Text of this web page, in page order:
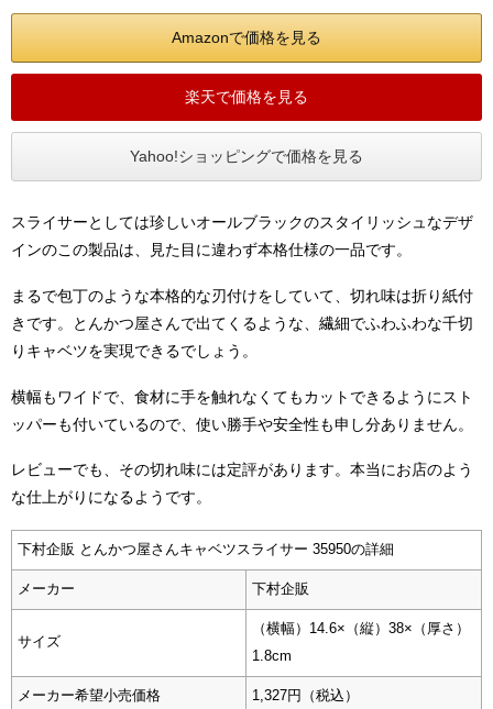
Amazonで価格を見る
楽天で価格を見る
Yahoo!ショッピングで価格を見る
スライサーとしては珍しいオールブラックのスタイリッシュなデザ
インのこの製品は、見た目に違わず本格仕様の一品です。
まるで包丁のような本格的な刃付けをしていて、切れ味は折り紙付
きです。とんかつ屋さんで出てくるような、繊細でふわふわな千切
りキャベツを実現できるでしょう。
横幅もワイドで、食材に手を触れなくてもカットできるようにスト
ッパーも付いているので、使い勝手や安全性も申し分ありません。
レビューでも、その切れ味には定評があります。本当にお店のよう
な仕上がりになるようです。
下村企販 とんかつ屋さんキャベツスライサー 35950の詳細
メーカー 下村企販
サイズ
（横幅）14.6×（縦）38×（厚さ）
1.8cm
メーカー希望小売価格 1,327円（税込）